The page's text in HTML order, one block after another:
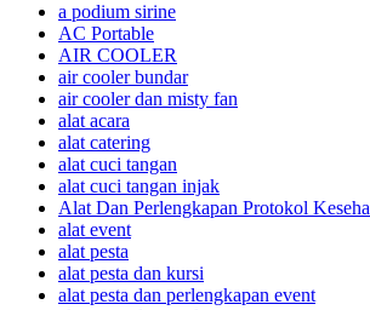
a podium sirine
AC Portable
AIR COOLER
air cooler bundar
air cooler dan misty fan
alat acara
alat catering
alat cuci tangan
alat cuci tangan injak
Alat Dan Perlengkapan Protokol
alat event
alat pesta
alat pesta dan kursi
alat pesta dan perlengkapan event